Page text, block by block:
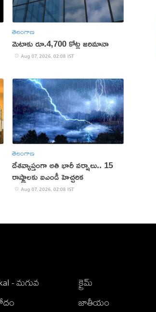
తెలంగాణ
మెటాకు రూ.4,700 కోట్ల జరిమానా
Aug 07, 2026, 02:08 IST
తెలంగాణ
దేశవ్యాప్తంగా అతి భారీ వర్షాలు.. 15
రాష్ట్రాలకు ఐఎండీ హెచ్చరిక
Aug 07, 2026, 02:08 IST
- మగువ
క్రైమ్
జాతీయం